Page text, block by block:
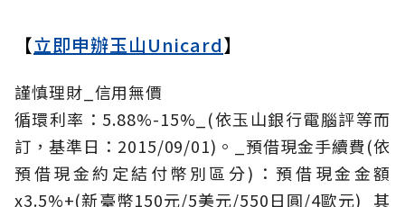
【立即申辦玉山Unicard】
謹慎理財_信用無價
循環利率：5.88%-15%_(依玉山銀行電腦評等而
訂，基準日：2015/09/01)。_預借現金手續費(依
預借現金約定結付幣別區分)：預借現金金額
x3.5%+(新臺幣150元/5美元/550日圓/4歐元)_其